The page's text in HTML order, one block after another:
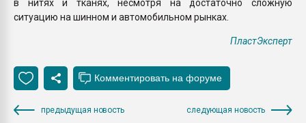
в нитях и тканях, несмотря на достаточно сложную
ситуацию на шинном и автомобильном рынках.
ПластЭксперт
предыдущая новость следующая новость